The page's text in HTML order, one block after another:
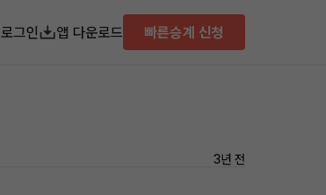
로그인 앱 다운로드 빠른승계 신청
3년 전